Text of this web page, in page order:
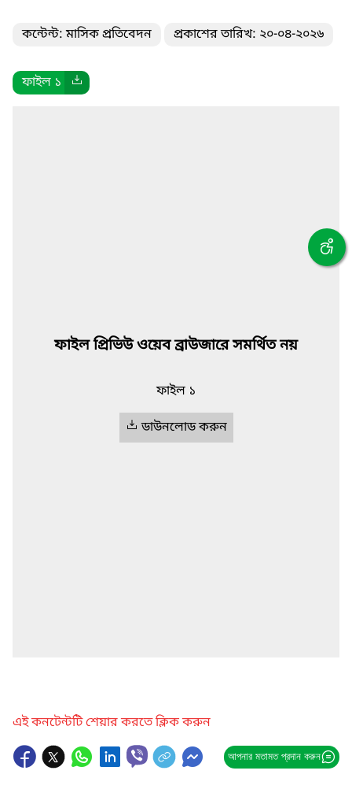
কন্টেন্ট: মাসিক প্রতিবেদন প্রকাশের তারিখ: ২০-০৪-২০২৬
ফাইল ১
ফাইল প্রিভিউ ওয়েব ব্রাউজারে সমর্থিত নয়
ফাইল ১
ডাউনলোড করুন
এই কনটেন্টটি শেয়ার করতে ক্লিক করুন
আপনার মতামত প্রদান করুন